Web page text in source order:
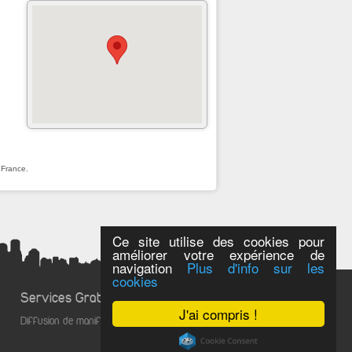
J'ai compris !
Ce site utilise des cookies pour
améliorer votre expérience de
navigation Plus d'info sur les
cookies
Services Gratuits
Diffusion de manifestations